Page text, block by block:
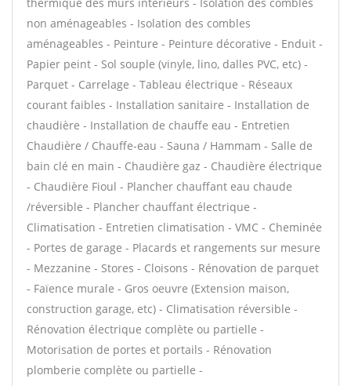
non aménageables - Isolation des combles
aménageables - Peinture - Peinture décorative - Enduit -
Papier peint - Sol souple (vinyle, lino, dalles PVC, etc) -
Parquet - Carrelage - Tableau électrique - Réseaux
courant faibles - Installation sanitaire - Installation de
chaudière - Installation de chauffe eau - Entretien
Chaudière / Chauffe-eau - Sauna / Hammam - Salle de
bain clé en main - Chaudière gaz - Chaudière électrique
- Chaudière Fioul - Plancher chauffant eau chaude
/réversible - Plancher chauffant électrique -
Climatisation - Entretien climatisation - VMC - Cheminée
- Portes de garage - Placards et rangements sur mesure
- Mezzanine - Stores - Cloisons - Rénovation de parquet
- Faïence murale - Gros oeuvre (Extension maison,
construction garage, etc) - Climatisation réversible -
Rénovation électrique complète ou partielle -
Motorisation de portes et portails - Rénovation
plomberie complète ou partielle -